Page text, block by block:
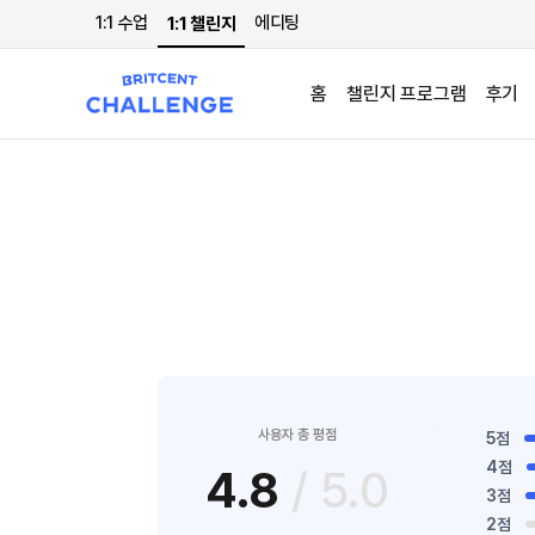
1:1 수업 1:1 챌린지 에디팅
홈 챌린지 프로그램 후기
사용자 총 평점
4.8 / 5.0
5점
4점
3점
2점